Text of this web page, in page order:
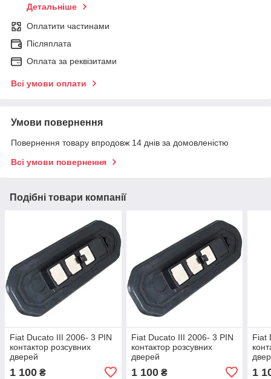
Детальніше
Оплатити частинами
Післяплата
Оплата за реквізитами
Всі умови оплати
Умови повернення
Повернення товару впродовж 14 днів за домовленістю
Всі умови повернення
Подібні товари компанії
Fiat Ducato III 2006- 3 PIN
контактор розсувних
дверей
1 100 ₴
Fiat Ducato III 2006- 3 PIN
контактор розсувних
дверей
1 100₴
Fiat
1